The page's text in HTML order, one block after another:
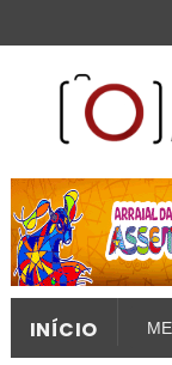
INÍCIO